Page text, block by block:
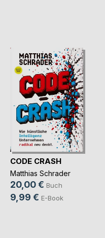
CODE CRASH
Matthias Schrader
20,00 € Buch
9,99 € E-Book